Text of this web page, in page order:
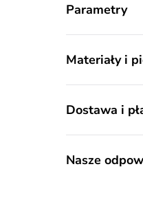
Parametry
Materiały i
Dostawa i
Nasze